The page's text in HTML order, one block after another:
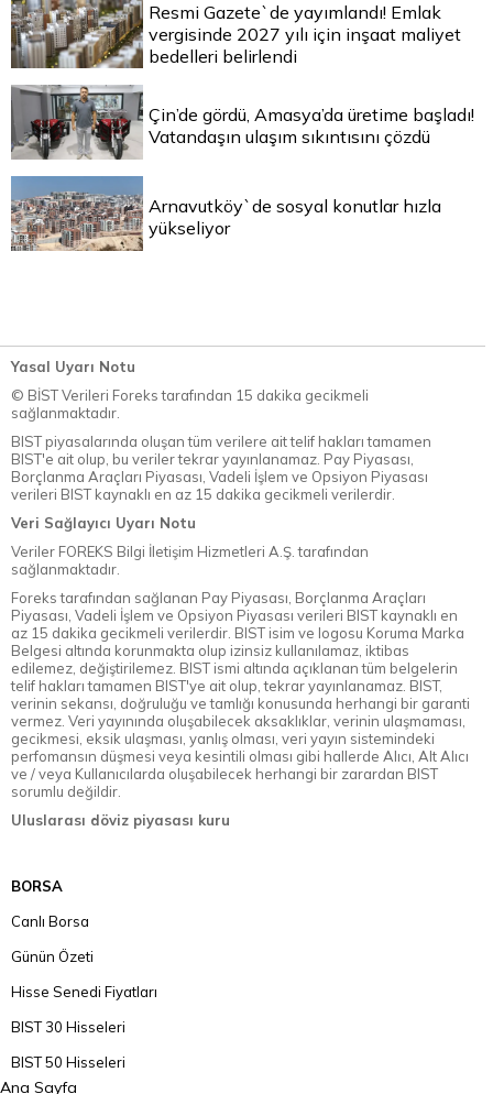
Resmi Gazete`de yayımlandı! Emlak
vergisinde 2027 yılı için inşaat maliyet
bedelleri belirlendi
Çin’de gördü, Amasya’da üretime başladı!
Vatandaşın ulaşım sıkıntısını çözdü
Arnavutköy`de sosyal konutlar hızla
yükseliyor
Yasal Uyarı Notu
© BİST Verileri Foreks tarafından 15 dakika gecikmeli
sağlanmaktadır.
BIST piyasalarında oluşan tüm verilere ait telif hakları tamamen
BIST'e ait olup, bu veriler tekrar yayınlanamaz. Pay Piyasası,
Borçlanma Araçları Piyasası, Vadeli İşlem ve Opsiyon Piyasası
verileri BIST kaynaklı en az 15 dakika gecikmeli verilerdir.
Veri Sağlayıcı Uyarı Notu
Veriler FOREKS Bilgi İletişim Hizmetleri A.Ş. tarafından
sağlanmaktadır.
Foreks tarafından sağlanan Pay Piyasası, Borçlanma Araçları
Piyasası, Vadeli İşlem ve Opsiyon Piyasası verileri BIST kaynaklı en
az 15 dakika gecikmeli verilerdir. BIST isim ve logosu Koruma Marka
Belgesi altında korunmakta olup izinsiz kullanılamaz, iktibas
edilemez, değiştirilemez. BIST ismi altında açıklanan tüm belgelerin
telif hakları tamamen BIST'ye ait olup, tekrar yayınlanamaz. BIST,
verinin sekansı, doğruluğu ve tamlığı konusunda herhangi bir garanti
vermez. Veri yayınında oluşabilecek aksaklıklar, verinin ulaşmaması,
gecikmesi, eksik ulaşması, yanlış olması, veri yayın sistemindeki
perfomansın düşmesi veya kesintili olması gibi hallerde Alıcı, Alt Alıcı
ve / veya Kullanıcılarda oluşabilecek herhangi bir zarardan BIST
sorumlu değildir.
Uluslarası döviz piyasası kuru
BORSA
Canlı Borsa
Günün Özeti
Hisse Senedi Fiyatları
BIST 30 Hisseleri
BIST 50 Hisseleri
Ana Sayfa